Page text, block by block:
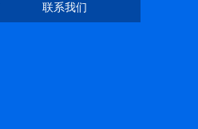
联系我们